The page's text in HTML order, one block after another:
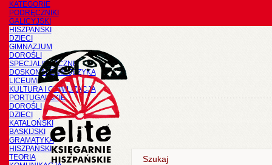
KATEGORIE
PODRĘCZNIKI
GALICYJSKI
HISZPAŃSKI
DZIECI
GIMNAZJUM
DOROŚLI
SPECJALISTYCZNE
DOSKONALENIE JĘZYKA
LICEUM
KULTURA I CYWILIZACJA
PORTUGALSKIE
DOROŚLI
DZIECI
KATALOŃSKI
BASKIJSKI
GRAMATYKA
HISZPAŃSKI
TEORIA